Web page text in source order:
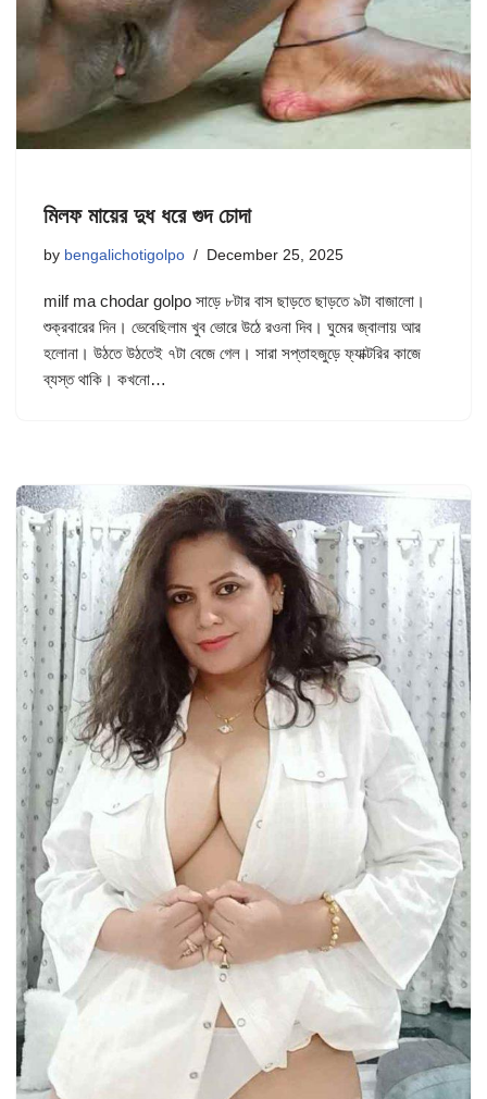
মিলফ মায়ের দুধ ধরে গুদ চোদা
by bengalichotigolpo December 25, 2025
milf ma chodar golpo সাড়ে ৮টার বাস ছাড়তে ছাড়তে ৯টা বাজালো।
শুক্রবারের দিন। ভেবেছিলাম খুব ভোরে উঠে রওনা দিব। ঘুমের জ্বালায় আর
হলোনা। উঠতে উঠতেই ৭টা বেজে গেল। সারা সপ্তাহজুড়ে ফ্যাক্টরির কাজে
ব্যস্ত থাকি। কখনো…